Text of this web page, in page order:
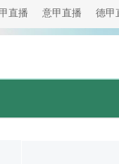
直播 意甲直播 德甲